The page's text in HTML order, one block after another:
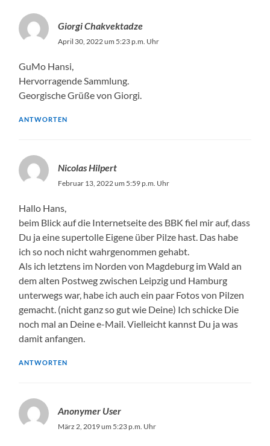
Giorgi Chakvektadze
April 30, 2022 um 5:23 p.m. Uhr
GuMo Hansi,
Hervorragende Sammlung.
Georgische Grüße von Giorgi.
ANTWORTEN
Nicolas Hilpert
Februar 13, 2022 um 5:59 p.m. Uhr
Hallo Hans,
beim Blick auf die Internetseite des BBK fiel mir auf, dass
Du ja eine supertolle Eigene über Pilze hast. Das habe
ich so noch nicht wahrgenommen gehabt.
Als ich letztens im Norden von Magdeburg im Wald an
dem alten Postweg zwischen Leipzig und Hamburg
unterwegs war, habe ich auch ein paar Fotos von Pilzen
gemacht. (nicht ganz so gut wie Deine) Ich schicke Die
noch mal an Deine e-Mail. Vielleicht kannst Du ja was
damit anfangen.
ANTWORTEN
Anonymer User
März 2, 2019 um 5:23 p.m. Uhr